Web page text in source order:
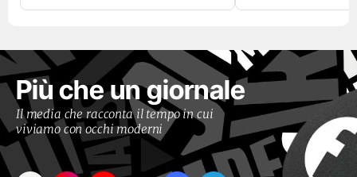
Più che un giornale
Il media che racconta il tempo in cui
viviamo con occhi moderni